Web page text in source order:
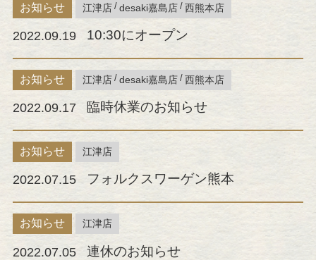
お知らせ 江津店 desaki嘉島店 西熊本店
2022.09.19 10:30にオープン
お知らせ 江津店 desaki嘉島店 西熊本店
2022.09.17 臨時休業のお知らせ
お知らせ 江津店
2022.07.15 フォルクスワーゲン熊本
お知らせ 江津店
2022.07.05 連休のお知らせ